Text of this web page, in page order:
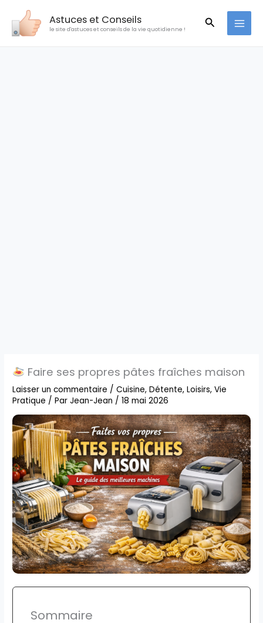
contenu
Astuces et Conseils
le site d'astuces et conseils de la vie quotidienne !
Faire ses propres pâtes fraîches maison
Laisser un commentaire /Cuisine,Détente,Loisirs,Vie
Pratique / ParJean-Jean /18 mai 2026
Sommaire